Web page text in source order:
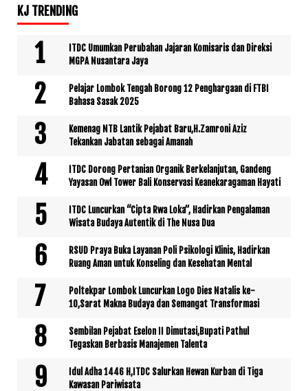
KJ TRENDING
ITDC Umumkan Perubahan Jajaran Komisaris dan Direksi
MGPA Nusantara Jaya
Pelajar Lombok Tengah Borong 12 Penghargaan di FTBI
Bahasa Sasak 2025
Kemenag NTB Lantik Pejabat Baru,H.Zamroni Aziz
Tekankan Jabatan sebagai Amanah
ITDC Dorong Pertanian Organik Berkelanjutan, Gandeng
Yayasan Owl Tower Bali Konservasi Keanekaragaman Hayati
ITDC Luncurkan “Cipta Rwa Loka”, Hadirkan Pengalaman
Wisata Budaya Autentik di The Nusa Dua
RSUD Praya Buka Layanan Poli Psikologi Klinis, Hadirkan
Ruang Aman untuk Konseling dan Kesehatan Mental
Poltekpar Lombok Luncurkan Logo Dies Natalis ke-
10,Sarat Makna Budaya dan Semangat Transformasi
Sembilan Pejabat Eselon II Dimutasi,Bupati Pathul
Tegaskan Berbasis Manajemen Talenta
Idul Adha 1446 H,ITDC Salurkan Hewan Kurban di Tiga
Kawasan Pariwisata